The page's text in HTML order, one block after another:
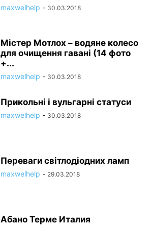
maxwelhelp - 30.03.2018
Містер Мотлох – водяне колесо
для очищення гавані (14 фото
+...
maxwelhelp - 30.03.2018
Прикольні і вульгарні статуси
maxwelhelp - 30.03.2018
Переваги світлодіодних ламп
maxwelhelp - 29.03.2018
Абано Терме Италия